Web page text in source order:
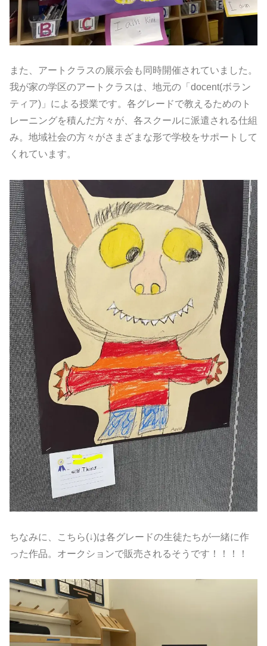
また、アートクラスの展示会も同時開催されていました。
我が家の学区のアートクラスは、地元の「docent(ボラン
ティア)」による授業です。各グレードで教えるためのト
レーニングを積んだ方々が、各スクールに派遣される仕組
み。地域社会の方々がさまざまな形で学校をサポートして
くれています。
ちなみに、こちら(↓)は各グレードの生徒たちが一緒に作
った作品。オークションで販売されるそうです！！！！